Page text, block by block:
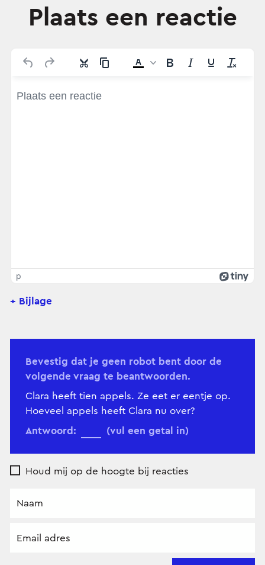
Plaats een reactie
p
+ Bijlage
Bevestig dat je geen robot bent door de
volgende vraag te beantwoorden.
Clara heeft tien appels. Ze eet er eentje op.
Hoeveel appels heeft Clara nu over?
Antwoord: (vul een getal in)
Houd mij op de hoogte bij reacties